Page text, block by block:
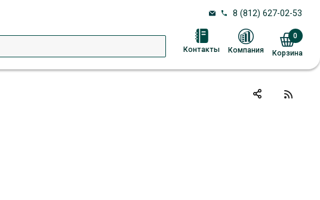
8 (812) 627-02-53
Контакты Компания Корзина
0